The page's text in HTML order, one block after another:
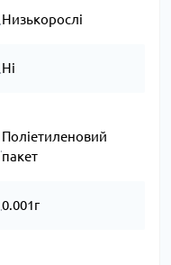
Низькорослі
Ні
Поліетиленовий
пакет
0.001г